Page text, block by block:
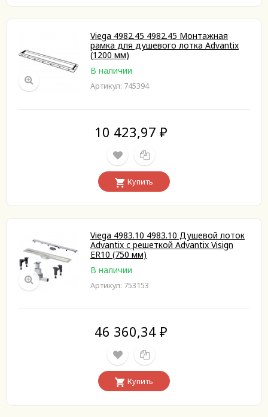
Viega 4982.45 4982.45 Монтажная
рамка для душевого лотка Advantix
(1200 мм)
В наличии
Артикул: 745394
10 423,97 ₽
Купить
Viega 4983.10 4983.10 Душевой лоток
Advantix с решеткой Advantix Visign
ER10 (750 мм)
В наличии
Артикул: 753153
46 360,34 ₽
Купить